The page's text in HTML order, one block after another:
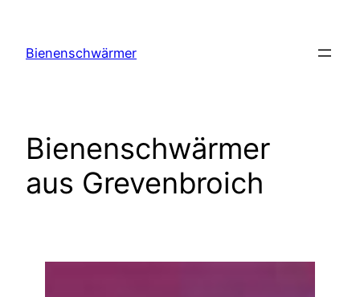
springen
Bienenschwärmer
Bienenschwärmer
aus Grevenbroich